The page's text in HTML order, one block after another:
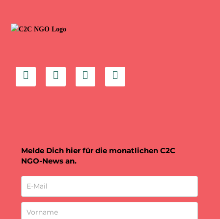
Melde Dich hier für die monatlichen C2C
NGO-News an.